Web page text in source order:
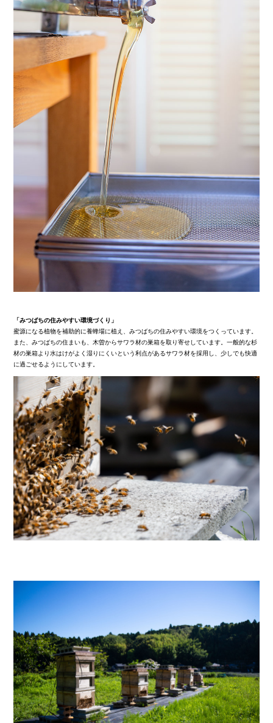
「みつばちの住みやすい環境づくり」
蜜源になる植物を補助的に養蜂場に植え、みつばちの住みやすい環境をつくっています。
また、みつばちの住まいも、木曽からサワラ材の巣箱を取り寄せしています。一般的な杉
材の巣箱より水はけがよく湿りにくいという利点があるサワラ材を採用し、少しでも快適
に過ごせるようにしています。